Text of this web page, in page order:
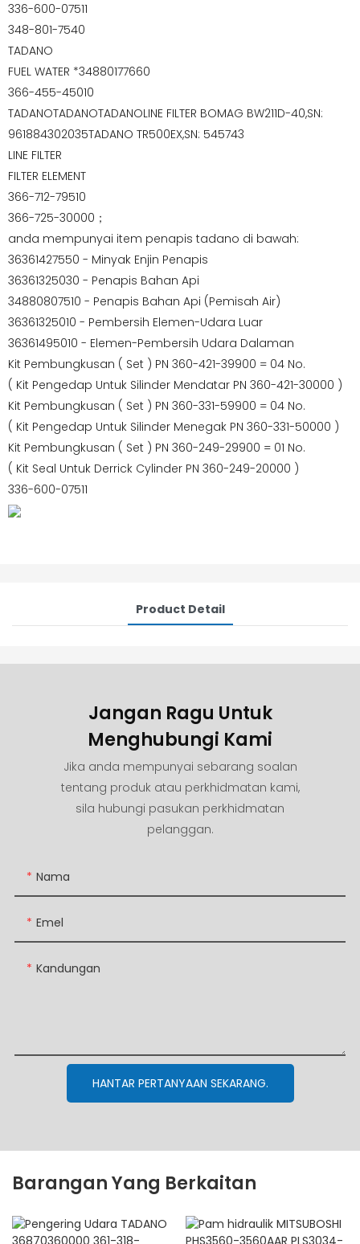
336-600-07511
348-801-7540
TADANO
FUEL WATER *34880177660
366-455-45010
TADANOTADANOTADANOLINE FILTER BOMAG BW211D-40,SN:
961884302035TADANO TR500EX,SN: 545743
LINE FILTER
FILTER ELEMENT
366-712-79510
366-725-30000；
anda mempunyai item penapis tadano di bawah:
36361427550 - Minyak Enjin Penapis
36361325030 - Penapis Bahan Api
34880807510 - Penapis Bahan Api (Pemisah Air)
36361325010 - Pembersih Elemen-Udara Luar
36361495010 - Elemen-Pembersih Udara Dalaman
Kit Pembungkusan ( Set ) PN 360-421-39900 = 04 No.
( Kit Pengedap Untuk Silinder Mendatar PN 360-421-30000 )
Kit Pembungkusan ( Set ) PN 360-331-59900 = 04 No.
( Kit Pengedap Untuk Silinder Menegak PN 360-331-50000 )
Kit Pembungkusan ( Set ) PN 360-249-29900 = 01 No.
( Kit Seal Untuk Derrick Cylinder PN 360-249-20000 )
336-600-07511
Product Detail
Jangan Ragu Untuk
Menghubungi Kami
Jika anda mempunyai sebarang soalan
tentang produk atau perkhidmatan kami,
sila hubungi pasukan perkhidmatan
pelanggan.
Nama
Emel
Kandungan
HANTAR PERTANYAAN SEKARANG.
Barangan Yang Berkaitan